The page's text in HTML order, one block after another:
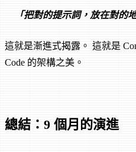
「把對的提示詞，放在對的
這就是漸進式揭露。 這就是
Code 的架構之美。
總結：9 個月的演進